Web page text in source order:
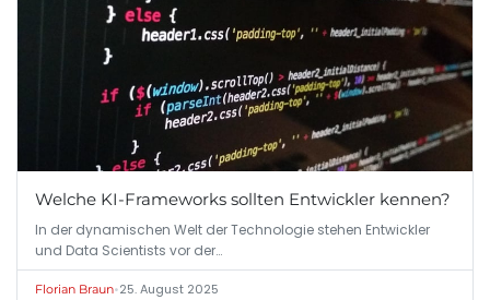
Welche KI-Frameworks sollten Entwickler kennen?
In der dynamischen Welt der Technologie stehen Entwickler
und Data Scientists vor der…
Florian Braun•25. August 2025